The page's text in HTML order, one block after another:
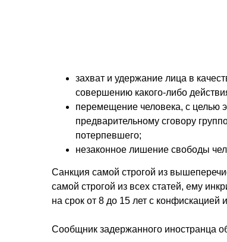
захват и удержание лица в
совершению какого-либо
перемещение человека, с целью
предварительному сговору
потерпевшего;
незаконное лишение свободы
Санкция самой строгой из
самой строгой из всех статей, ему
на срок от 8 до 15 лет с конфискацией
Сообщник задержанного иностранца